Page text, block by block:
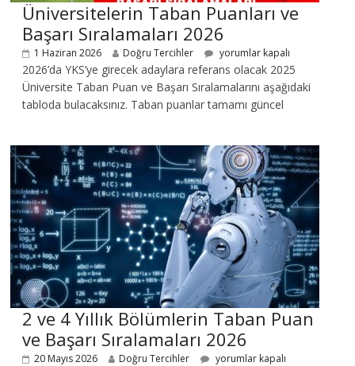
Üniversitelerin Taban Puanları ve
Başarı Sıralamaları 2026
1 Haziran 2026 Doğru Tercihler yorumlar kapalı
2026’da YKS’ye girecek adaylara referans olacak 2025
Üniversite Taban Puan ve Başarı Sıralamalarını aşağıdaki
tabloda bulacaksınız. Taban puanlar tamamı güncel
2 ve 4 Yıllık Bölümlerin Taban Puan
ve Başarı Sıralamaları 2026
20 Mayıs 2026 Doğru Tercihler yorumlar kapalı